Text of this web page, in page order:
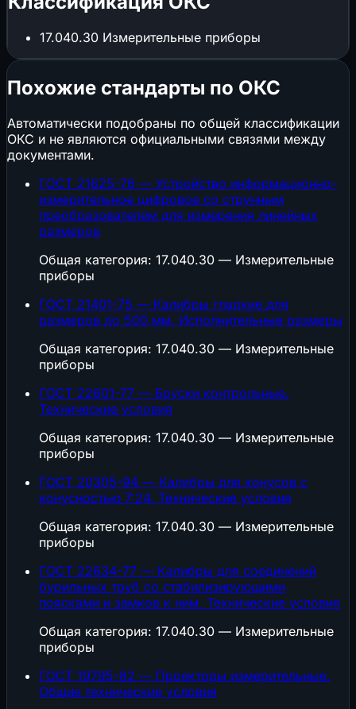
17.040.30 Измерительные приборы
Похожие стандарты по ОКС
Автоматически подобраны по общей классификации
ОКС и не являются официальными связями между
документами.
ГОСТ 21625-76 — Устройство информационно-
измерительное цифровое со струнным
преобразователем для измерения линейных
размеров
Общая категория: 17.040.30 — Измерительные
приборы
ГОСТ 21401-75 — Калибры гладкие для
размеров до 500 мм. Исполнительные размеры
Общая категория: 17.040.30 — Измерительные
приборы
ГОСТ 22601-77 — Бруски контрольные.
Технические условия
Общая категория: 17.040.30 — Измерительные
приборы
ГОСТ 20305-94 — Калибры для конусов с
конусностью 7:24. Технические условия
Общая категория: 17.040.30 — Измерительные
приборы
ГОСТ 22634-77 — Калибры для соединений
бурильных труб со стабилизирующими
поясками и замков к ним. Технические условия
Общая категория: 17.040.30 — Измерительные
приборы
ГОСТ 19795-82 — Проекторы измерительные.
Общие технические условия